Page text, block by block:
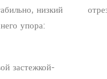
низкий
упора:
застежкой-